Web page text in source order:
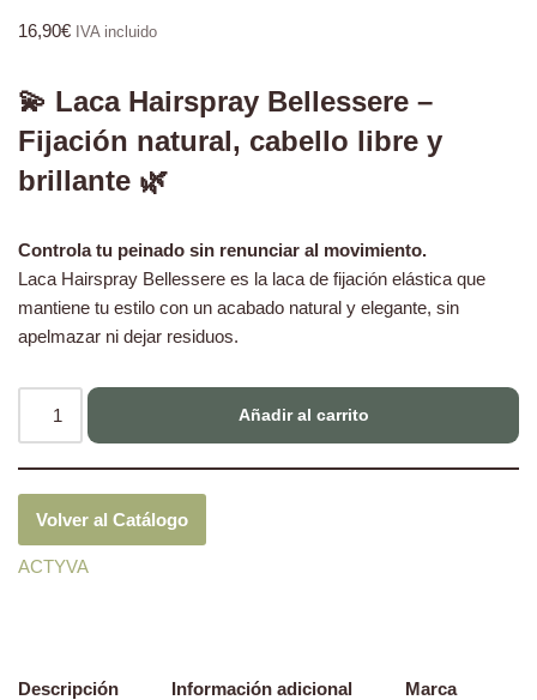
16,90€ IVA incluido
💫 Laca Hairspray Bellessere –
Fijación natural, cabello libre y
brillante 🌿
Controla tu peinado sin renunciar al movimiento.
Laca Hairspray Bellessere es la laca de fijación elástica que
mantiene tu estilo con un acabado natural y elegante, sin
apelmazar ni dejar residuos.
Añadir al carrito
Volver al Catálogo
ACTYVA
Descripción Información adicional Marca